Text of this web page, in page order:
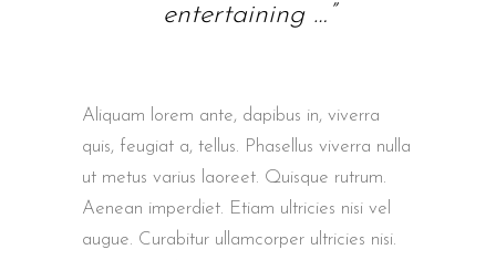
entertaining …”
Aliquam lorem ante, dapibus in, viverra
quis, feugiat a, tellus. Phasellus viverra nulla
ut metus varius laoreet. Quisque rutrum.
Aenean imperdiet. Etiam ultricies nisi vel
augue. Curabitur ullamcorper ultricies nisi.